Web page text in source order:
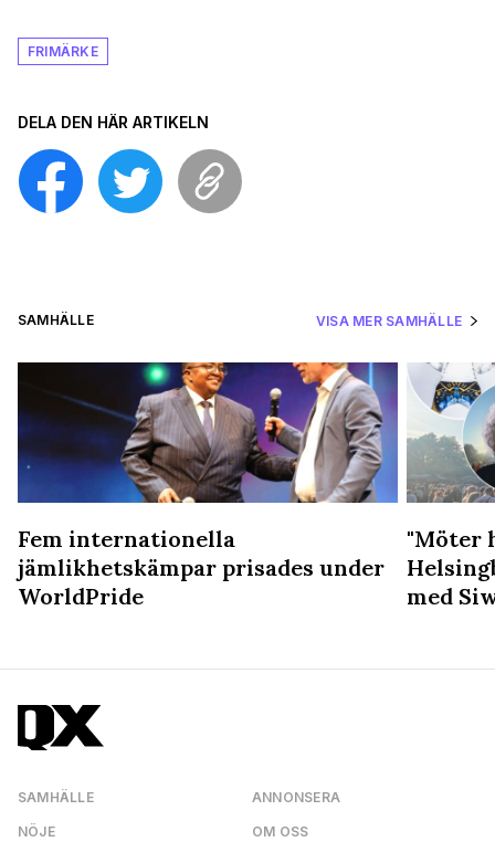
FRIMÄRKE
DELA DEN HÄR ARTIKELN
SAMHÄLLE VISA MER SAMHÄLLE
Fem internationella
jämlikhetskämpar prisades under
WorldPride
"Möter
med
SAMHÄLLE
NÖJE
ANNONSERA
OM OSS